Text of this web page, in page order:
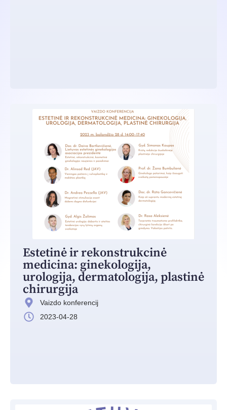
Estetinė ir rekonstrukcinė
medicina: ginekologija,
urologija, dermatologija, plastinė
chirurgija
Vaizdo konferencij
2023-04-28